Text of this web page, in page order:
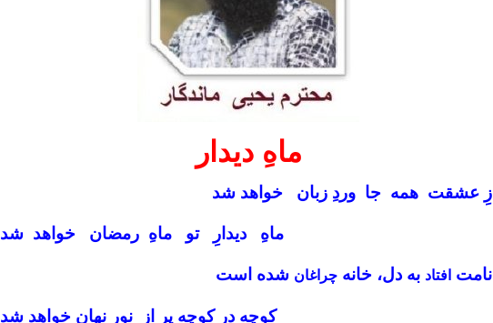
ماهِ دیدار
ازِ عشقت همه جا وردِ زبان خواهد شد
ماهِ دیدارِ تو ماهِ رمضان خواهد شد
نامت افتاد به دل، خانه چراغان شده است
کوچه در کوچه پر از نورِ نهان خواهد شد